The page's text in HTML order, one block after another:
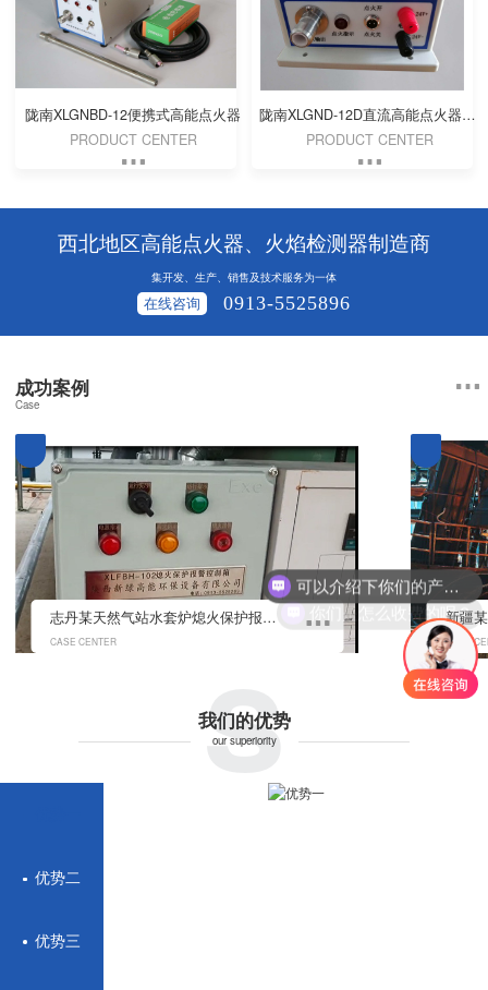
陇南XLGNBD-12便携式高能点火器
PRODUCT CENTER
陇南XLGND-12D直流高能点火器（DC 24V）
PRODUCT CENTER
西北地区高能点火器、火焰检测器制造商
集开发、生产、销售及技术服务为一体
在线咨询 0913-5525896
成功案例
Case
志丹某天然气站水套炉熄火保护报警控制系统
CASE CENTER CASE
s
我们的优势
our superiority
优势二
优势三
可以介绍下你们的产品么？
你们是怎么收费的呢？